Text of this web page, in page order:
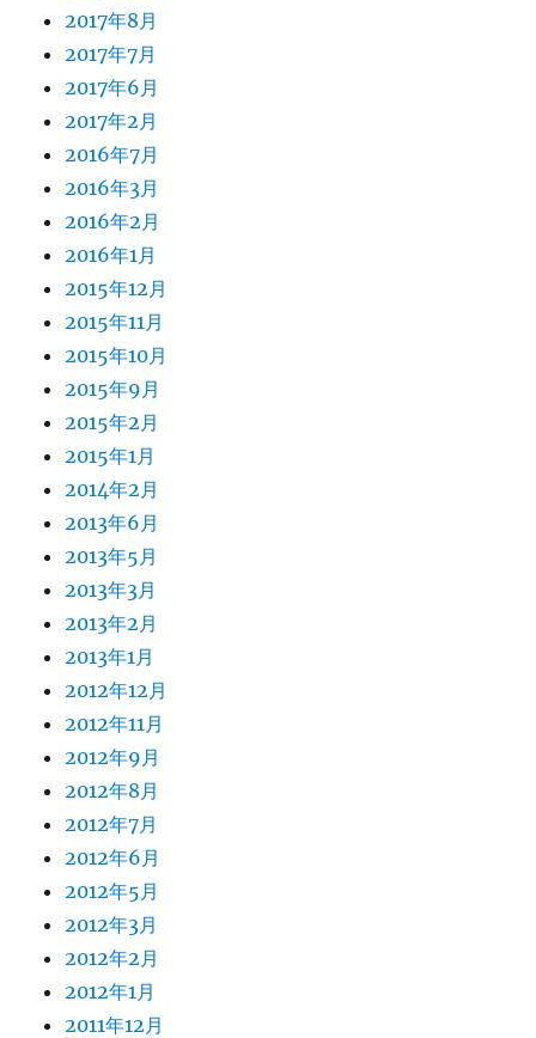
2017年8月
2017年7月
2017年6月
2017年2月
2016年7月
2016年3月
2016年2月
2016年1月
2015年12月
2015年11月
2015年10月
2015年9月
2015年2月
2015年1月
2014年2月
2013年6月
2013年5月
2013年3月
2013年2月
2013年1月
2012年12月
2012年11月
2012年9月
2012年8月
2012年7月
2012年6月
2012年5月
2012年3月
2012年2月
2012年1月
2011年12月